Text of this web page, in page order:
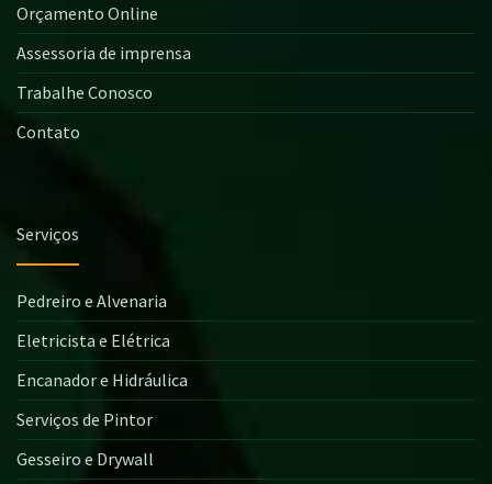
Orçamento Online
Assessoria de imprensa
Trabalhe Conosco
Contato
Serviços
Pedreiro e Alvenaria
Eletricista e Elétrica
Encanador e Hidráulica
Serviços de Pintor
Gesseiro e Drywall